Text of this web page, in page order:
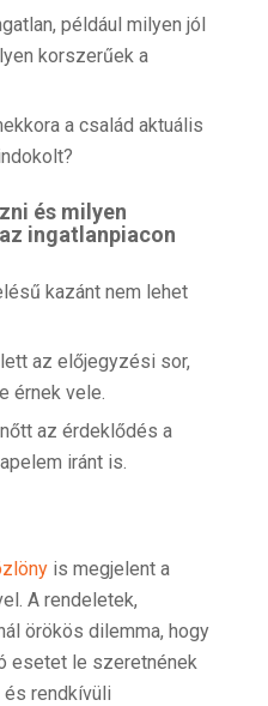
például milyen jól
korszerűek a
a család aktuális
és milyen
ingatlanpiacon
kazánt nem lehet
az előjegyzési sor,
érnek vele.
az érdeklődés a
iránt is.
is megjelent a
A rendeletek,
örökös dilemma, hogy
esetet le szeretnének
rendkívüli